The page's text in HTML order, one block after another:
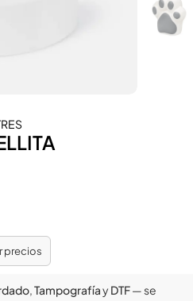
precios
,TampografíayDTF— se